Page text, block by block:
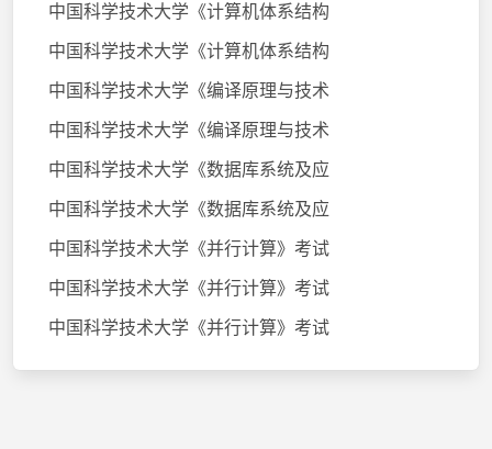
中国科学技术大学《计算机体系结构
中国科学技术大学《计算机体系结构
中国科学技术大学《编译原理与技术
中国科学技术大学《编译原理与技术
中国科学技术大学《数据库系统及应
中国科学技术大学《数据库系统及应
中国科学技术大学《并行计算》考试
中国科学技术大学《并行计算》考试
中国科学技术大学《并行计算》考试